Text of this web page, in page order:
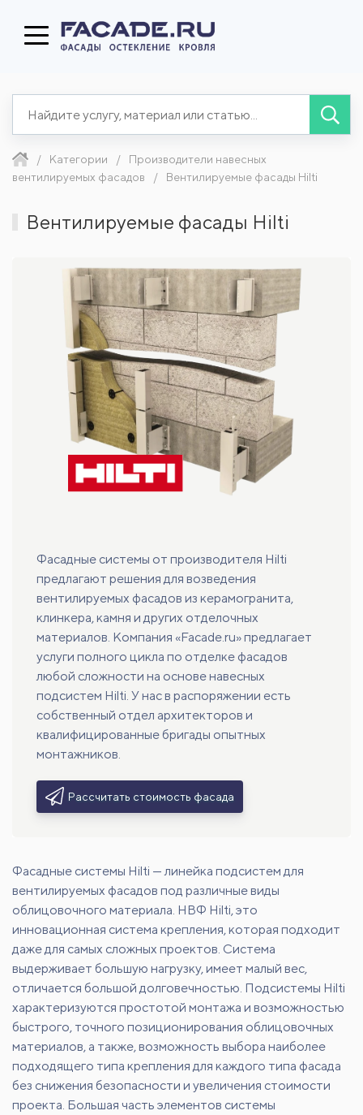
Категории
Производители навесных
вентилируемых фасадов
Вентилируемые фасады Hilti
Вентилируемые фасады Hilti
Фасадные системы от производителя Hilti
предлагают решения для возведения
вентилируемых фасадов из керамогранита,
клинкера, камня и других отделочных
материалов. Компания «Facade.ru» предлагает
услуги полного цикла по отделке фасадов
любой сложности на основе навесных
подсистем Hilti. У нас в распоряжении есть
собственный отдел архитекторов и
квалифицированные бригады опытных
монтажников.
Рассчитать стоимость фасада
Фасадные системы Hilti — линейка подсистем для
вентилируемых фасадов под различные виды
облицовочного материала. НВФ Hilti, это
инновационная система крепления, которая подходит
даже для самых сложных проектов. Система
выдерживает большую нагрузку, имеет малый вес,
отличается большой долговечностью. Подсистемы Hilti
характеризуются простотой монтажа и возможностью
быстрого, точного позиционирования облицовочных
материалов, а также, возможность выбора наиболее
подходящего типа крепления для каждого типа фасада
без снижения безопасности и увеличения стоимости
проекта. Большая часть элементов системы